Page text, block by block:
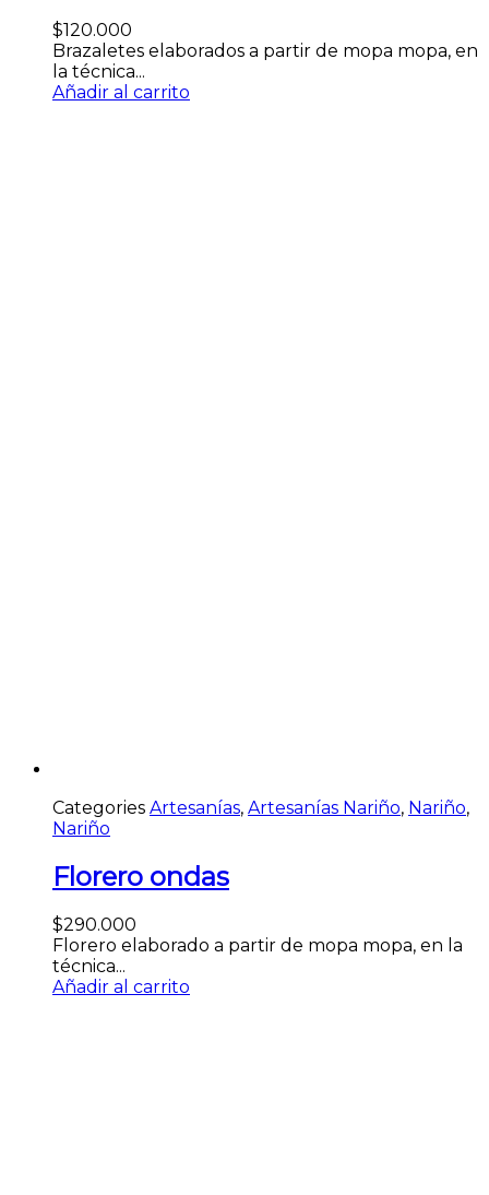
$120.000
Brazaletes elaborados a partir de mopa mopa, en
la técnica...
Añadir al carrito
Categories Artesanías, Artesanías Nariño, Nariño,
Nariño
Florero ondas
$290.000
Florero elaborado a partir de mopa mopa, en la
técnica...
Añadir al carrito